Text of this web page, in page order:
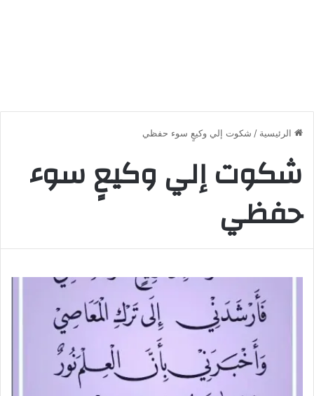
الرئيسية / شكوت إلي وكيعٍ سوء حفظي
شكوت إلي وكيعٍ سوء
حفظي